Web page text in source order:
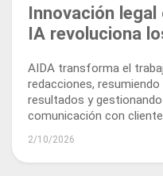
Innovación
IA revoluciona
AIDA transforma el
redacciones,
resultados y
comunicación con
trabajo.
2/10/2026